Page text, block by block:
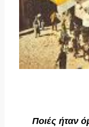
Ποιές ήταν